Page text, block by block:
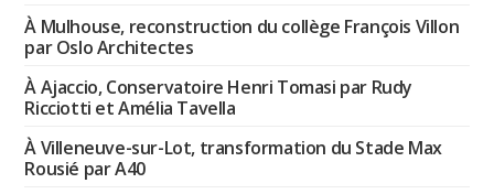
À Mulhouse, reconstruction du collège François Villon
par Oslo Architectes
À Ajaccio, Conservatoire Henri Tomasi par Rudy
Ricciotti et Amélia Tavella
À Villeneuve-sur-Lot, transformation du Stade Max
Rousié par A40